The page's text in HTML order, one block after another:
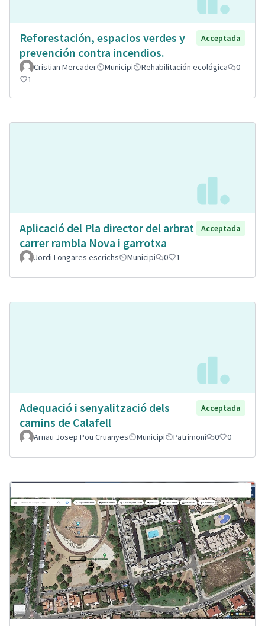
Reforestación, espacios verdes y
prevención contra incendios.
Acceptada
Cristian Mercader Municipi Rehabilitación ecológica
0
1
Aplicació del Pla director del arbrat
carrer rambla Nova i garrotxa
Acceptada
Jordi Longares escrichs Municipi 0 1
Adequació i senyalització dels
camins de Calafell
Acceptada
Arnau Josep Pou Cruanyes Municipi Patrimoni 0 0